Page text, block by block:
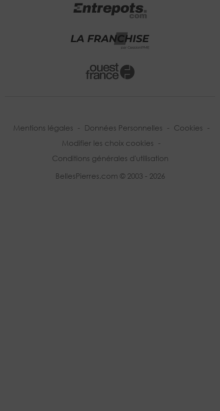
Mentions légales - Données Personnelles - Cookies -
Modifier les choix cookies -
Conditions générales d'utilisation
BellesPierres.com © 2003 - 2026